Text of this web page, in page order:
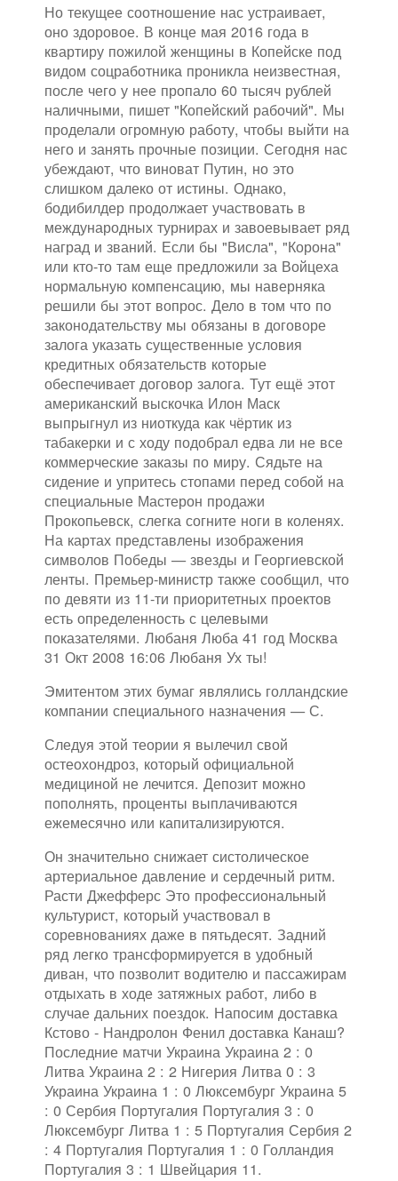
Но текущее соотношение нас устраивает,
оно здоровое. В конце мая 2016 года в
квартиру пожилой женщины в Копейске под
видом соцработника проникла неизвестная,
после чего у нее пропало 60 тысяч рублей
наличными, пишет "Копейский рабочий". Мы
проделали огромную работу, чтобы выйти на
него и занять прочные позиции. Сегодня нас
убеждают, что виноват Путин, но это
слишком далеко от истины. Однако,
бодибилдер продолжает участвовать в
международных турнирах и завоевывает ряд
наград и званий. Если бы "Висла", "Корона"
или кто-то там еще предложили за Войцеха
нормальную компенсацию, мы наверняка
решили бы этот вопрос. Дело в том что по
законодательству мы обязаны в договоре
залога указать существенные условия
кредитных обязательств которые
обеспечивает договор залога. Тут ещё этот
американский выскочка Илон Маск
выпрыгнул из ниоткуда как чёртик из
табакерки и с ходу подобрал едва ли не все
коммерческие заказы по миру. Сядьте на
сидение и упритесь стопами перед собой на
специальные Мастерон продажи
Прокопьевск, слегка согните ноги в коленях.
На картах представлены изображения
символов Победы — звезды и Георгиевской
ленты. Премьер-министр также сообщил, что
по девяти из 11-ти приоритетных проектов
есть определенность с целевыми
показателями. Любаня Люба 41 год Москва
31 Окт 2008 16:06 Любаня Ух ты!
Эмитентом этих бумаг являлись голландские
компании специального назначения — С.
Следуя этой теории я вылечил свой
остеохондроз, который официальной
медициной не лечится. Депозит можно
пополнять, проценты выплачиваются
ежемесячно или капитализируются.
Он значительно снижает систолическое
артериальное давление и сердечный ритм.
Расти Джефферс Это профессиональный
культурист, который участвовал в
соревнованиях даже в пятьдесят. Задний
ряд легко трансформируется в удобный
диван, что позволит водителю и пассажирам
отдыхать в ходе затяжных работ, либо в
случае дальних поездок. Напосим доставка
Кстово - Нандролон Фенил доставка Канаш?
Последние матчи Украина Украина 2 : 0
Литва Украина 2 : 2 Нигерия Литва 0 : 3
Украина Украина 1 : 0 Люксембург Украина 5
: 0 Сербия Португалия Португалия 3 : 0
Люксембург Литва 1 : 5 Португалия Сербия 2
: 4 Португалия Португалия 1 : 0 Голландия
Португалия 3 : 1 Швейцария 11.